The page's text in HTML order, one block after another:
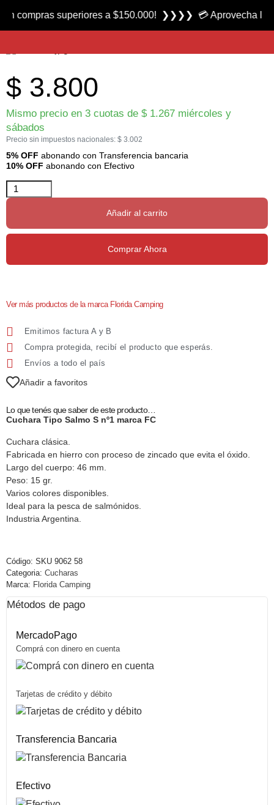
Producto nuevo
Cuchara Tipo Salmo S nº1 marca FC
$ 3.800
Mismo precio en 3 cuotas de $1.267 miércoles y
sábados
Precio sin impuestos nacionales: $ 3.002
5% OFF abonando con Transferencia bancaria
10% OFF abonando con Efectivo
Añadir al carrito
Comprar Ahora
Ver más productos de la marca Florida Camping
Emitimos factura A y B
Compra protegida, recibí el producto que esperás.
Envíos a todo el país
Añadir a favoritos
Lo que tenés que saber de este producto…
Cuchara Tipo Salmo S nº1 marca FC
Cuchara clásica.
Fabricada en hierro con proceso de zincado que evita el óxido.
Largo del cuerpo: 46 mm.
Peso: 15 gr.
Varios colores disponibles.
Ideal para la pesca de salmónidos.
Industria Argentina.
Código: SKU 9062 58
Categoria: Cucharas
Marca: Florida Camping
Métodos de pago
MercadoPago
Comprá con dinero en cuenta
Tarjetas de crédito y débito
Transferencia Bancaria
Efectivo
superiores a $150.000! ❯❯❯❯ 💳 Aprovecha las 3